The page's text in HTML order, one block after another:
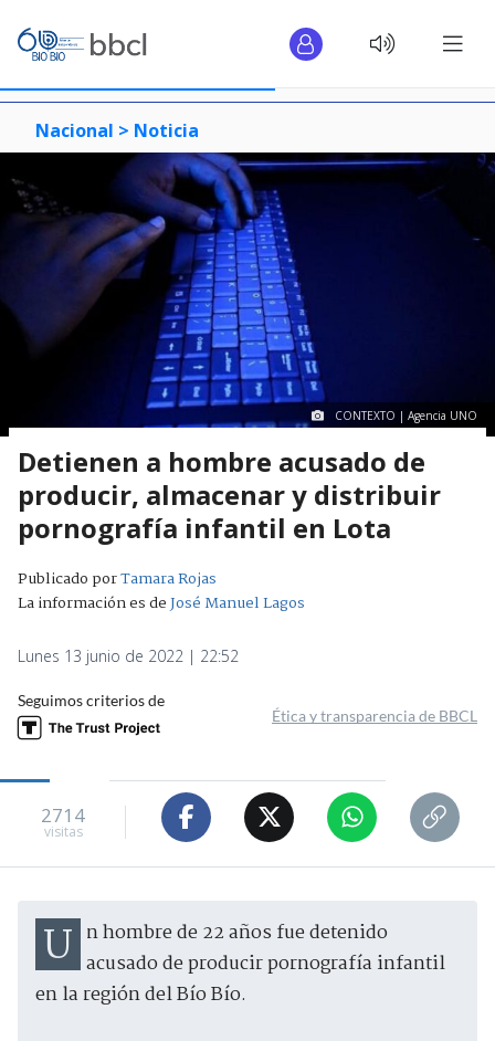
Nacional > Noticia
CONTEXTO | Agencia UNO
Detienen a hombre acusado de
producir, almacenar y distribuir
pornografía infantil en Lota
Publicado porTamara Rojas
La información es deJosé Manuel Lagos
Lunes 13 junio de 2022 | 22:52
Seguimos criterios de
Ética y transparencia de BBCL
2714
visitas
Un hombre de 22 años fue detenido acusado de producir pornografía infantil
en la región del Bío Bío.